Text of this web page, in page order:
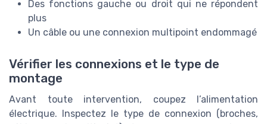
Des fonctions gauche ou droit qui ne répondent
plus
Un câble ou une connexion multipoint endommagé
Vérifier les connexions et le type de
montage
Avant toute intervention, coupez l’alimentation
électrique. Inspectez le type de connexion (broches,